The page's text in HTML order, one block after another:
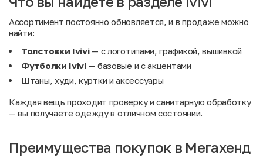
Ассортимент постоянно обновляется, и в продаже можно
найти:
Толстовки Ivivi— с логотипами, графикой, вышивкой
Футболки Ivivi— базовые и с акцентами
Штаны, худи, куртки и аксессуары
Каждая вещь проходит проверку и санитарную обработку
— вы получаете одежду в отличном состоянии.
Преимущества покупок в Мегахенд